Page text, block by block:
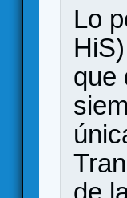
Lo
que
de